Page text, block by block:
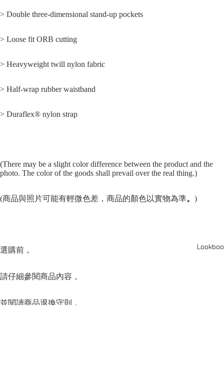
> Double three-dimensional stand-up pockets
> Loose fit ORB cutting
> Heavyweight twill nylon fabric
> Half-wrap rubber waistband
> Duraflex® nylon strap
(There may be a slight color difference between the product and the
photo. The color of the goods shall prevail over the real thing.)
(商品與照片可能有輕微色差，商品的顏色以實物為準。 )
選購前，
請仔細參閱商品內容，
並閱讀商品退換守則，